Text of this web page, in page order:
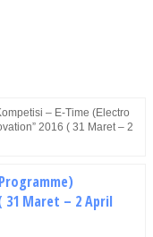
– E-Time (Electro
2016 ( 31 Maret – 2
31 Maret – 2 April